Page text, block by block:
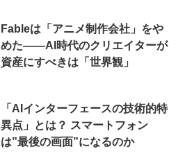
Fableは「アニメ制作会社」をや
めた――AI時代のクリエイターが
資産にすべきは「世界観」
「AIインターフェースの技術的特
異点」とは？ スマートフォン
は”最後の画面”になるのか